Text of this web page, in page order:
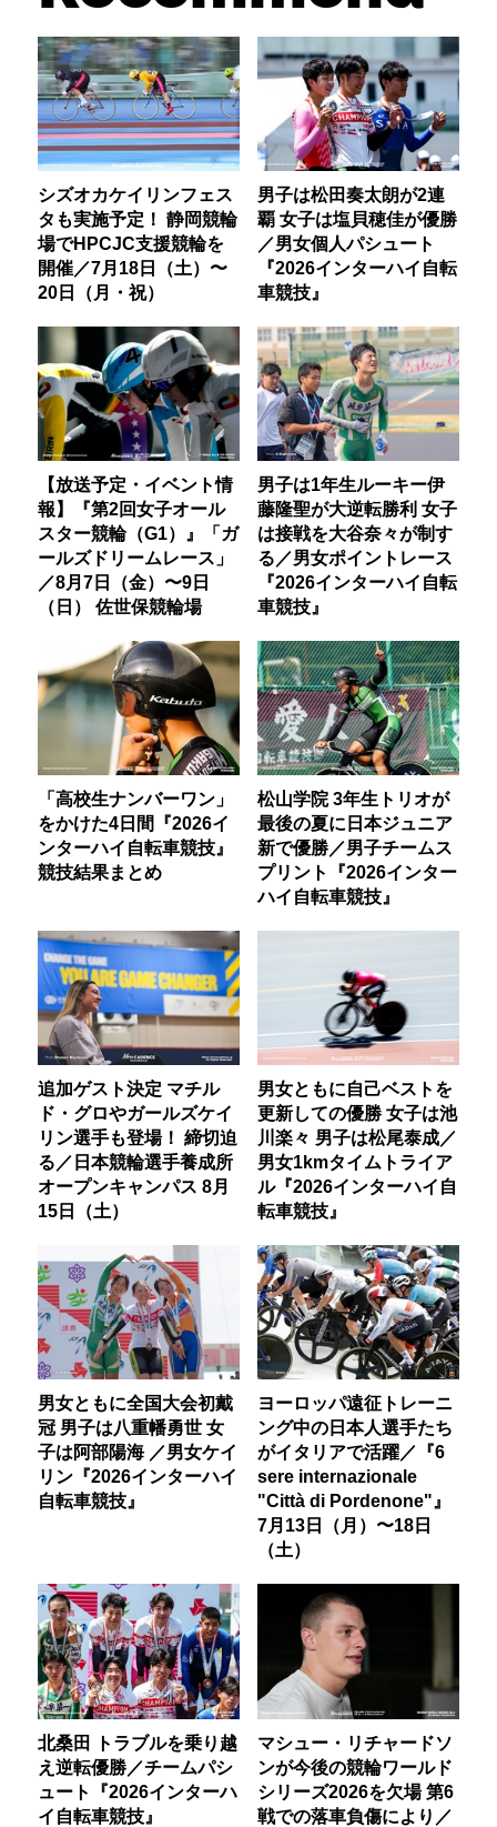
シズオカケイリンフェス
タも実施予定！ 静岡競輪
場でHPCJC支援競輪を
開催／7月18日（土）〜
20日（月・祝）
男子は松田奏太朗が2連
覇 女子は塩貝穂佳が優勝
／男女個人パシュート
『2026インターハイ自転
車競技』
【放送予定・イベント情
報】『第2回女子オール
スター競輪（G1）』「ガ
ールズドリームレース」
／8月7日（金）〜9日
（日） 佐世保競輪場
男子は1年生ルーキー伊
藤隆聖が大逆転勝利 女子
は接戦を大谷奈々が制す
る／男女ポイントレース
『2026インターハイ自転
車競技』
「高校生ナンバーワン」
をかけた4日間『2026イ
ンターハイ自転車競技』
競技結果まとめ
松山学院 3年生トリオが
最後の夏に日本ジュニア
新で優勝／男子チームス
プリント『2026インター
ハイ自転車競技』
追加ゲスト決定 マチル
ド・グロやガールズケイ
リン選手も登場！ 締切迫
る／日本競輪選手養成所
オープンキャンパス 8月
15日（土）
男女ともに自己ベストを
更新しての優勝 女子は池
川楽々 男子は松尾泰成／
男女1kmタイムトライア
ル『2026インターハイ自
転車競技』
男女ともに全国大会初戴
冠 男子は八重幡勇世 女
子は阿部陽海 ／男女ケイ
リン『2026インターハイ
自転車競技』
ヨーロッパ遠征トレーニ
ング中の日本人選手たち
がイタリアで活躍／『6
sere internazionale
"Città di Pordenone"』
7月13日（月）〜18日
（土）
北桑田 トラブルを乗り越
え逆転優勝／チームパシ
ュート『2026インターハ
イ自転車競技』
マシュー・リチャードソ
ンが今後の競輪ワールド
シリーズ2026を欠場 第6
戦での落車負傷により／